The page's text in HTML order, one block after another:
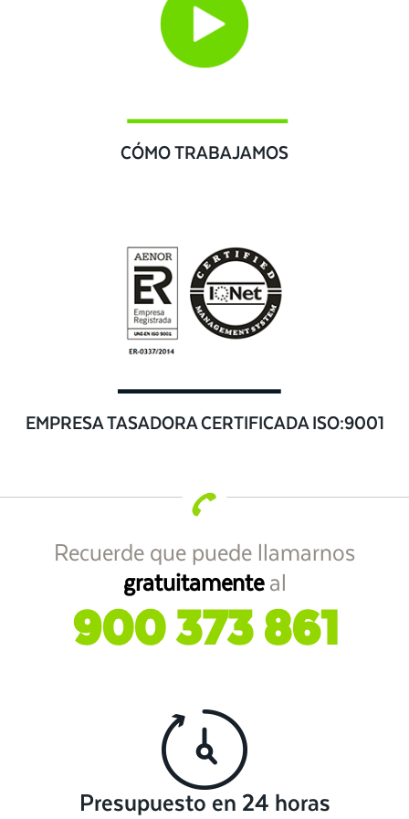
CÓMO TRABAJAMOS
EMPRESA TASADORA CERTIFICADA ISO:9001
Recuerde que puede llamarnos
gratuitamenteal
900 373 861
Presupuesto en 24 horas